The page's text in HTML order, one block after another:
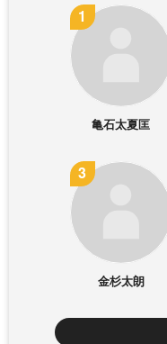
亀石太夏匡
金杉太朗